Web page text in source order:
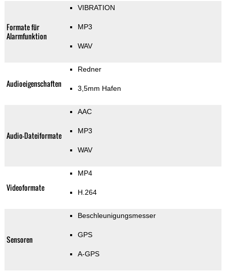
Formate für
Alarmfunktion
VIBRATION
MP3
WAV
Audioeigenschaften
Redner
3,5mm Hafen
Audio-Dateiformate
AAC
MP3
WAV
Videoformate
MP4
H.264
Sensoren
Beschleunigungsmesser
GPS
A-GPS